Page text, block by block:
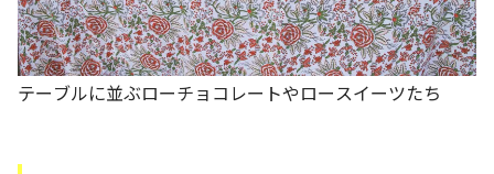
テーブルに並ぶローチョコレートやロースイーツたち